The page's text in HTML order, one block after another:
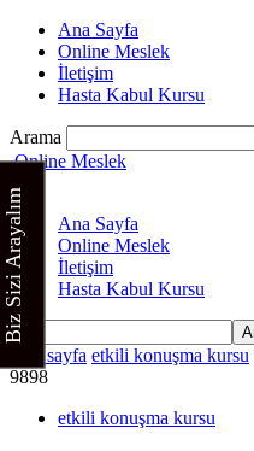
Ana Sayfa
Online Meslek
İletişim
Hasta Kabul Kursu
Arama
Online Meslek
Ana Sayfa
Online Meslek
İletişim
Hasta Kabul Kursu
Ana sayfa etkili konuşma kursu
9898
etkili konuşma kursu
Biz Sizi Arayalım